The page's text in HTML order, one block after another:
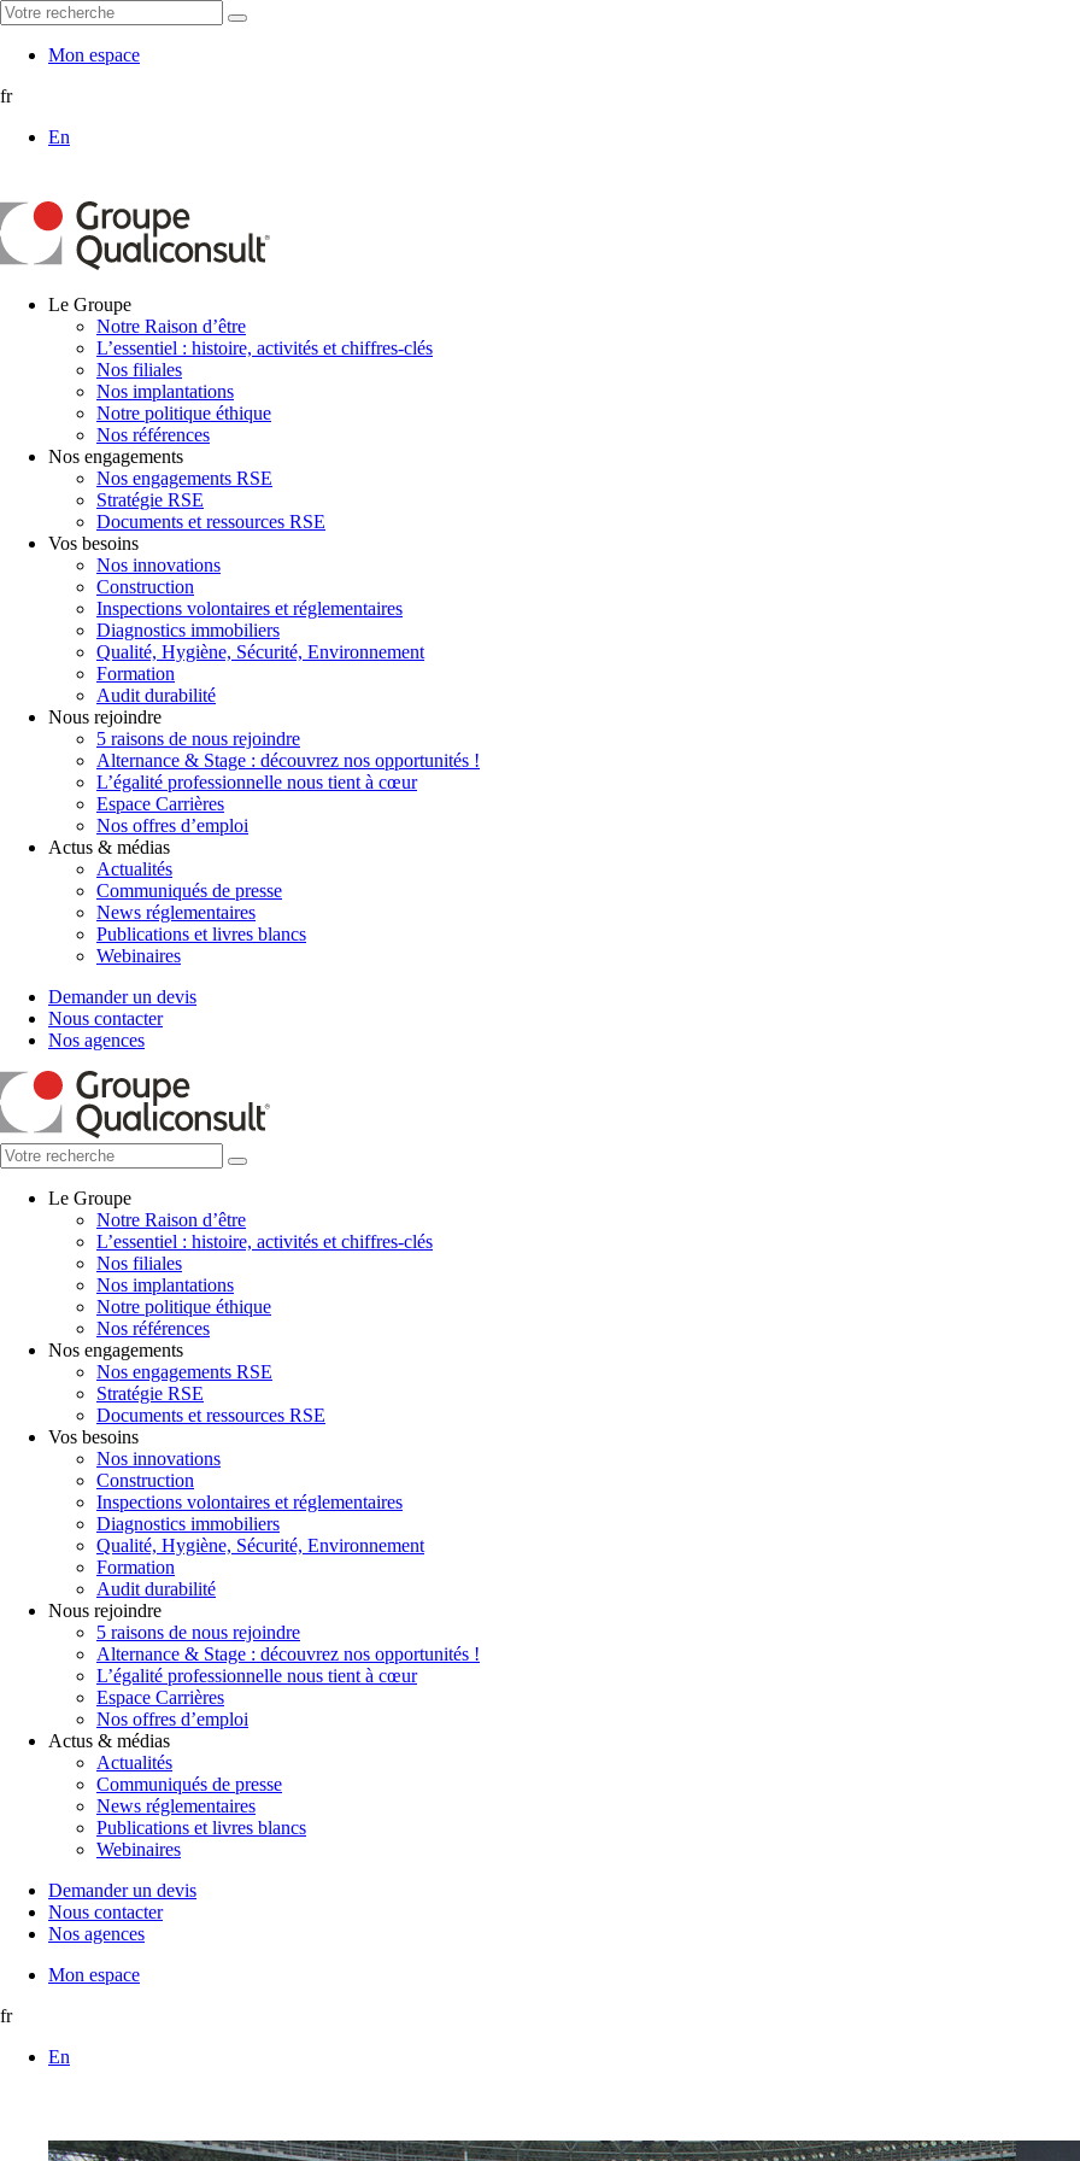
Mon espace
fr
En
Le Groupe
Notre Raison d’être
L’essentiel : histoire, activités et chiffres-clés
Nos filiales
Nos implantations
Notre politique éthique
Nos références
Nos engagements
Nos engagements RSE
Stratégie RSE
Documents et ressources RSE
Vos besoins
Nos innovations
Construction
Inspections volontaires et réglementaires
Diagnostics immobiliers
Qualité, Hygiène, Sécurité, Environnement
Formation
Audit durabilité
Nous rejoindre
5 raisons de nous rejoindre
Alternance & Stage : découvrez nos opportunités !
L’égalité professionnelle nous tient à cœur
Espace Carrières
Nos offres d’emploi
Actus & médias
Actualités
Communiqués de presse
News réglementaires
Publications et livres blancs
Webinaires
Demander un devis
Nous contacter
Nos agences
Le Groupe
Notre Raison d’être
L’essentiel : histoire, activités et chiffres-clés
Nos filiales
Nos implantations
Notre politique éthique
Nos références
Nos engagements
Nos engagements RSE
Stratégie RSE
Documents et ressources RSE
Vos besoins
Nos innovations
Construction
Inspections volontaires et réglementaires
Diagnostics immobiliers
Qualité, Hygiène, Sécurité, Environnement
Formation
Audit durabilité
Nous rejoindre
5 raisons de nous rejoindre
Alternance & Stage : découvrez nos opportunités !
L’égalité professionnelle nous tient à cœur
Espace Carrières
Nos offres d’emploi
Actus & médias
Actualités
Communiqués de presse
News réglementaires
Publications et livres blancs
Webinaires
Demander un devis
Nous contacter
Nos agences
Mon espace
fr
En